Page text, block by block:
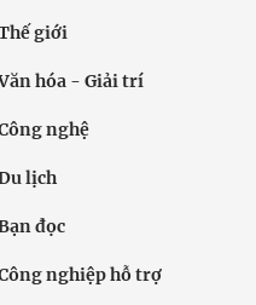
giới
hóa - Giải trí
nghệ
lịch
đọc
nghiệp hỗ trợ